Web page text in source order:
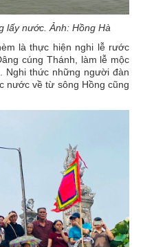
lấy nước. Ảnh: Hồng Hà
là thực hiện nghi lễ rước
cúng Thánh, làm lễ mộc
Nghi thức những người đàn
nước về từ sông Hồng cũng